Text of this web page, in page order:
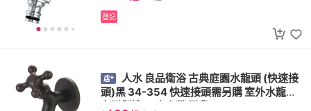
登記
人水 良品衛浴 古典庭園水龍頭 (快速接
頭)黑 34-354 快速接頭需另購 室外水龍頭
台灣製造 工廠直營 現貨